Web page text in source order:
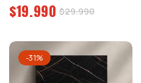
Precio
regular
$19.990Precio
venta
$29.990
-31%